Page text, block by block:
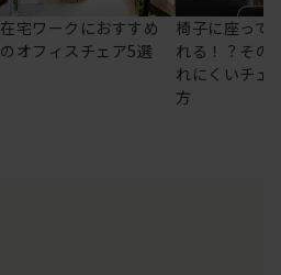
在宅ワークにおすすめ
のオフィスチェア5選
椅子に座って
れる！？その
れにくいチェ
方